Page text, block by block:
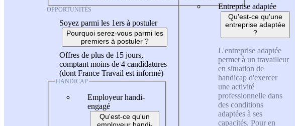
OPPORTUNITÉS
Soyez parmi les 1ers à postuler
Pourquoi serez-vous parmi les
premiers à postuler ?
Offres de plus de 15 jours,
comptant moins de 4 candidatures
(dont France Travail est informé)
HANDICAP
Employeur handi-
engagé
Qu'est-ce qu'un
Entreprise adaptée
Qu'est-ce qu'une
entreprise adaptée
?
L'entreprise adaptée
permet à un travailleur
en situation de
handicap d'exercer
une activité
professionnelle dans
des conditions
adaptées à ses
capacités. Pour en